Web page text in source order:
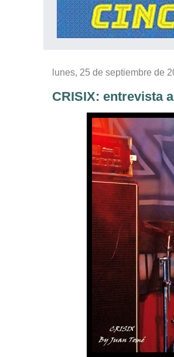
lunes, 25 de septiembre de
CRISIX: entrevista